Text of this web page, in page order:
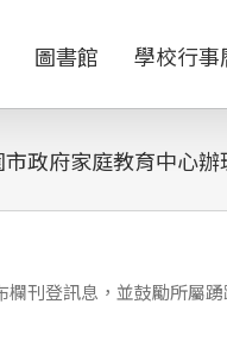
圖書館 學校行事
政府家庭教育中心
刊登訊息，並鼓勵所屬